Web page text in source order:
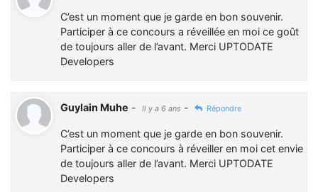
C’est un moment que je garde en bon souvenir.
Participer à ce concours a réveillée en moi ce goût
de toujours aller de l’avant. Merci UPTODATE
Developers
Guylain Muhe - Il y a 6 ans - Répondre
C’est un moment que je garde en bon souvenir.
Participer à ce concours à réveiller en moi cet envie
de toujours aller de l’avant. Merci UPTODATE
Developers